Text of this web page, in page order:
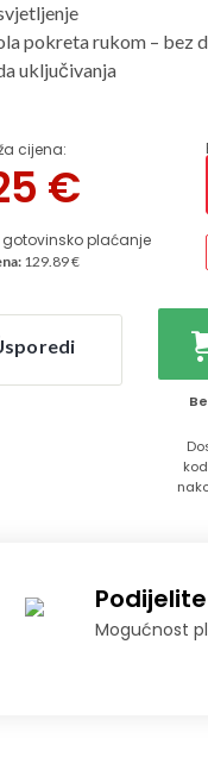
pokreta rukom – bez
uključivanja
cijena:
€
gotovinsko plaćanje
129.89 €
Mogućnost